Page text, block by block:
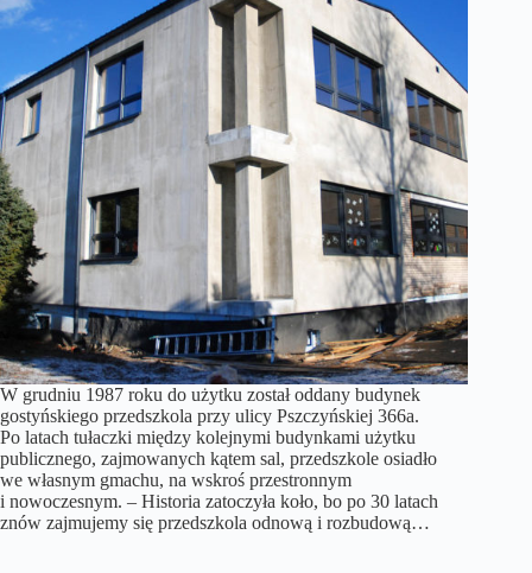
W grudniu 1987 roku do użytku został oddany budynek
gostyńskiego przedszkola przy ulicy Pszczyńskiej 366a.
Po latach tułaczki między kolejnymi budynkami użytku
publicznego, zajmowanych kątem sal, przedszkole osiadło
we własnym gmachu, na wskroś przestronnym
i nowoczesnym. – Historia zatoczyła koło, bo po 30 latach
znów zajmujemy się przedszkola odnową i rozbudową…